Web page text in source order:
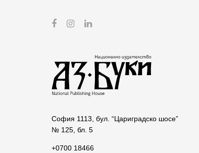
София 1113, бул. “Цариградско шосе”
№ 125, бл. 5
+0700 18466